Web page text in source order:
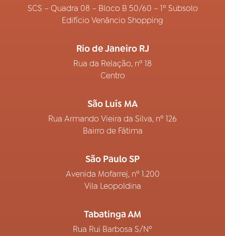
SCS – Quadra 08 – Bloco B 50/60 – 1º Subsolo
Edifício Venâncio Shopping
Rio de Janeiro RJ
Rua da Relação, nº 18
Centro
São Luís MA
Rua Armando Vieira da Silva, nº 126
Bairro de Fátima
São Paulo SP
Avenida Mofarrej, nº 1.200
Vila Leopoldina
Tabatinga AM
Rua Rui Barbosa S/Nº